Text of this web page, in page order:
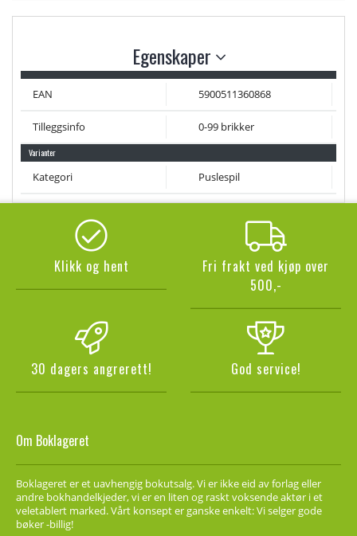
Egenskaper
EAN 5900511360868
Tilleggsinfo 0-99 brikker
Varianter
Kategori Puslespil
Klikk og hent
Fri frakt ved kjøp over
500,-
30 dagers angrerett! God service!
Om Boklageret
Boklageret er et uavhengig bokutsalg. Vi er ikke eid av forlag eller
andre bokhandelkjeder, vi er en liten og raskt voksende aktør i et
veletablert marked. Vårt konsept er ganske enkelt: Vi selger gode
bøker -billig!